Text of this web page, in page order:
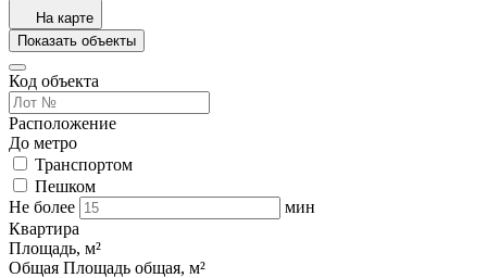
На карте
Показать объекты
Код объекта
Расположение
До метро
Транспортом
Пешком
Не более
мин
Квартира
Площадь, м²
Общая Площадь общая, м²